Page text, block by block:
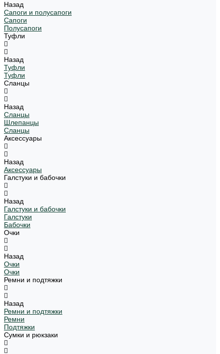
Назад
Сапоги и полусапоги
Сапоги
Полусапоги
Туфли
Назад
Туфли
Туфли
Сланцы
Назад
Сланцы
Шлепанцы
Сланцы
Аксессуары
Назад
Аксессуары
Галстуки и бабочки
Назад
Галстуки и бабочки
Галстуки
Бабочки
Очки
Назад
Очки
Очки
Ремни и подтяжки
Назад
Ремни и подтяжки
Ремни
Подтяжки
Сумки и рюкзаки